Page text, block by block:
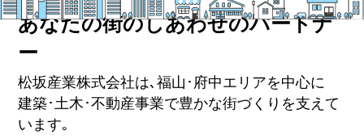
あなたの街のしあわせのパートナ
ー
松坂産業株式会社は､福山･府中エリアを中心に
建築･土木･不動産事業で豊かな街づくりを支えて
います｡